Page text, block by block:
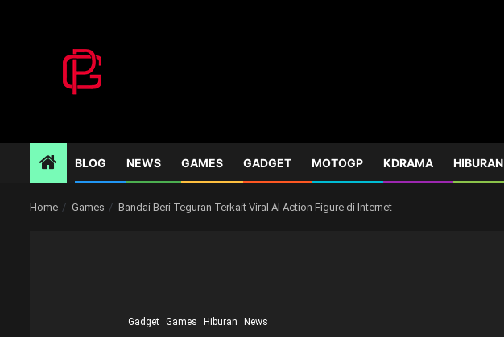
BLOG NEWS GAMES GADGET MOTOGP KDRAMA HIBURAN
Home Games Bandai Beri Teguran Terkait Viral AI Action Figure di Internet
Gadget Games Hiburan News